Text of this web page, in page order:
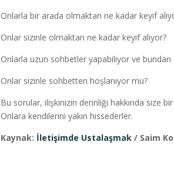
Onlarla bir arada olmaktan ne kadar keyif
Onlar sizinle olmaktan ne kadar keyif alıyor?
Onlarla uzun sohbetler yapabiliyor ve bundan
Onlar sizinle sohbetten hoşlanıyor mu?
Bu sorular, ilişkinizin derinliği hakkında size
Onlara kendilerini yakın hissederler.
Kaynak: İletişimde Ustalaşmak/ Saim